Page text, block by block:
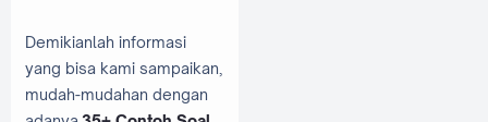
Demikianlah informasi
yang bisa kami sampaikan,
mudah-mudahan dengan